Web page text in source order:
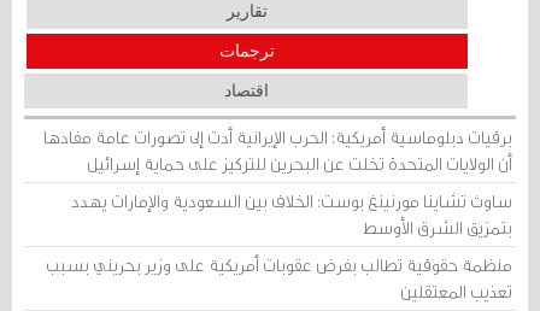
تقارير
ترجمات
اقتصاد
برقيات دبلوماسية أمريكية: الحرب الإيرانية أدت إلى تصورات عامة مفادها
أن الولايات المتحدة تخلت عن البحرين للتركيز على حماية إسرائيل
ساوث تشاينا مورنينغ بوست: الخلاف بين السعودية والإمارات يهدد
بتمزيق الشرق الأوسط
منظمة حقوقية تطالب بفرض عقوبات أمريكية على وزير بحريني بسبب
تعذيب المعتقلين